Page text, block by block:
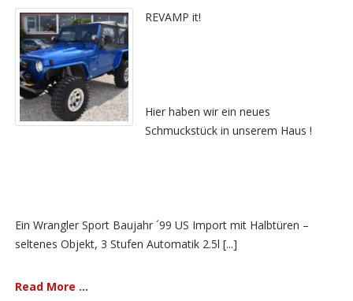
REVAMP it!
Hier haben wir ein neues
Schmuckstück in unserem Haus !
Ein Wrangler Sport Baujahr ´99 US Import mit Halbtüren –
seltenes Objekt, 3 Stufen Automatik 2.5l [...]
Read More ...